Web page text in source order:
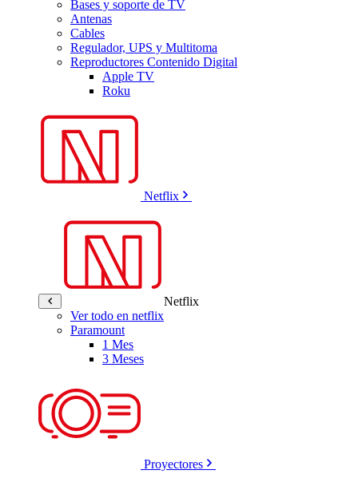
Bases y soporte de TV
Antenas
Cables
Regulador, UPS y Multitoma
Reproductores Contenido Digital
Apple TV
Roku
Netflix
Netflix
Ver todo en netflix
Paramount
1 Mes
3 Meses
Proyectores